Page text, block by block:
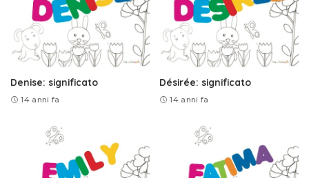
Denise: significato
14 anni fa
Désirée: significato
14 anni fa